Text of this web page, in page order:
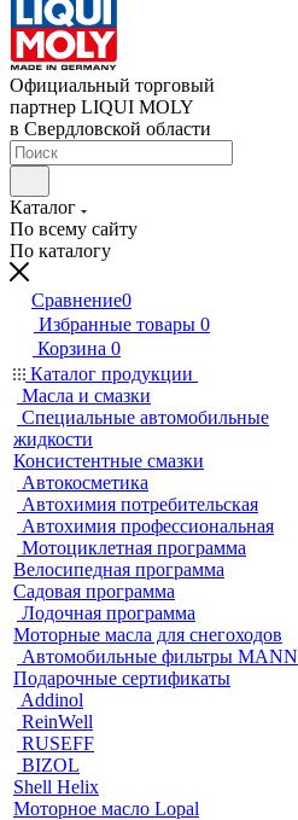
Официальный торговый
партнер LIQUI MOLY
в Свердловской области
Каталог
По всему сайту
По каталогу
Сравнение0
Избранные товары 0
Корзина 0
Каталог продукции
Масла и смазки
Специальные автомобильные
жидкости
Консистентные смазки
Автокосметика
Автохимия потребительская
Автохимия профессиональная
Мотоциклетная программа
Велосипедная программа
Садовая программа
Лодочная программа
Моторные масла для снегоходов
Автомобильные фильтры MANN
Подарочные сертификаты
Addinol
ReinWell
RUSEFF
BIZOL
Shell Helix
Моторное масло Lopal